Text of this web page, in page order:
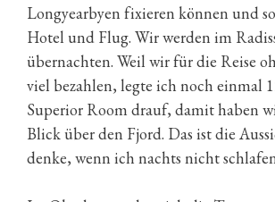
Longyearbyen fixieren können und
Hotel und Flug. Wir werden im
übernachten. Weil wir für die Reise
viel bezahlen, legte ich noch einmal
Superior Room drauf, damit haben
Blick über den Fjord. Das ist die
denke, wenn ich nachts nicht